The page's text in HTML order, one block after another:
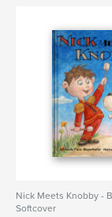
Nick Meets Knobby -
Softcover